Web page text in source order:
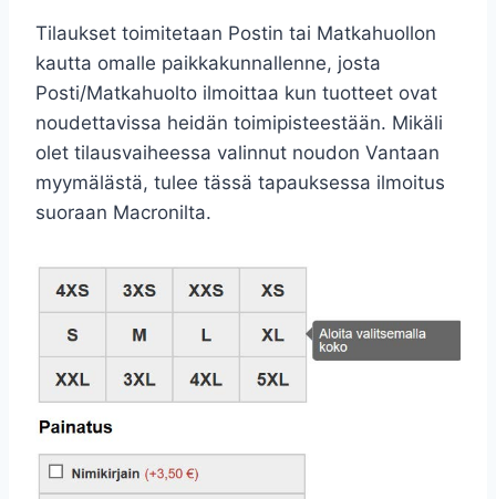
Tilaukset toimitetaan Postin tai Matkahuollon
kautta omalle paikkakunnallenne, josta
Posti/Matkahuolto ilmoittaa kun tuotteet ovat
noudettavissa heidän toimipisteestään. Mikäli
olet tilausvaiheessa valinnut noudon Vantaan
myymälästä, tulee tässä tapauksessa ilmoitus
suoraan Macronilta.